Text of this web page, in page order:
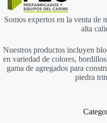
Somos expertos en la venta de
alta
Nuestros productos incluyen
en variedad de colores,
gama de agregados para
piedra